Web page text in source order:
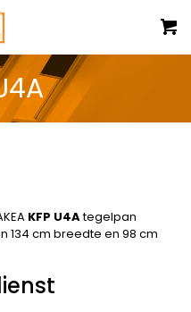
KFP U4Ategelpan
134 cm breedte en 98 cm